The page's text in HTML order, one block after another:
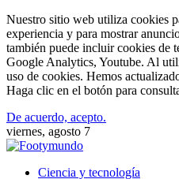
Nuestro sitio web utiliza cookies
experiencia y para mostrar
también puede incluir cookies de
Google Analytics, Youtube. Al
uso de cookies. Hemos
Haga clic en el botón para
De acuerdo, acepto.
viernes, agosto 7
Ciencia y tecnología